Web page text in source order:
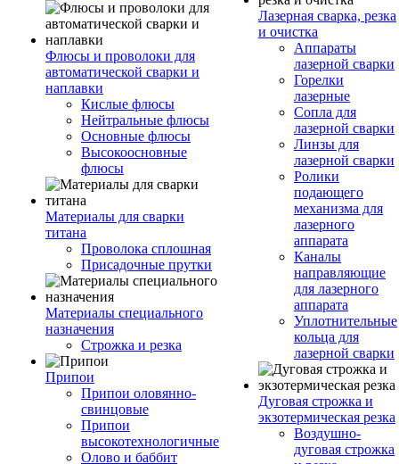
Флюсы и проволоки для
автоматической сварки и
наплавки
Кислые флюсы
Нейтральные флюсы
Основные флюсы
Высокоосновные
флюсы
Материалы для сварки
титана
Проволока сплошная
Присадочные прутки
Материалы специального
назначения
Строжка и резка
Припои
Припои оловянно-
свинцовые
Припои
высокотехнологичные
Олово и баббит
Лазерная сварка, резка
и очистка
Аппараты
лазерной сварки
Горелки
лазерные
Сопла для
лазерной сварки
Линзы для
лазерной сварки
Ролики
подающего
механизма для
лазерного
аппарата
Каналы
направляющие
для лазерного
аппарата
Уплотнительные
кольца для
лазерной сварки
Дуговая строжка и
экзотермическая резка
Воздушно-
дуговая строжка